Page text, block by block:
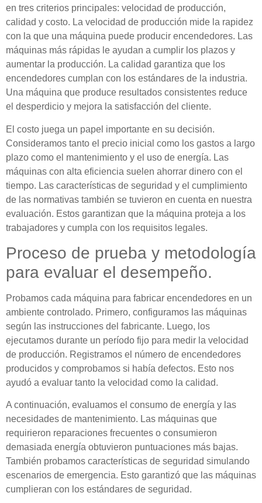
en tres criterios principales: velocidad de producción,
calidad y costo. La velocidad de producción mide la rapidez
con la que una máquina puede producir encendedores. Las
máquinas más rápidas le ayudan a cumplir los plazos y
aumentar la producción. La calidad garantiza que los
encendedores cumplan con los estándares de la industria.
Una máquina que produce resultados consistentes reduce
el desperdicio y mejora la satisfacción del cliente.
El costo juega un papel importante en su decisión.
Consideramos tanto el precio inicial como los gastos a largo
plazo como el mantenimiento y el uso de energía. Las
máquinas con alta eficiencia suelen ahorrar dinero con el
tiempo. Las características de seguridad y el cumplimiento
de las normativas también se tuvieron en cuenta en nuestra
evaluación. Estos garantizan que la máquina proteja a los
trabajadores y cumpla con los requisitos legales.
Proceso de prueba y metodología
para evaluar el desempeño.
Probamos cada máquina para fabricar encendedores en un
ambiente controlado. Primero, configuramos las máquinas
según las instrucciones del fabricante. Luego, los
ejecutamos durante un período fijo para medir la velocidad
de producción. Registramos el número de encendedores
producidos y comprobamos si había defectos. Esto nos
ayudó a evaluar tanto la velocidad como la calidad.
A continuación, evaluamos el consumo de energía y las
necesidades de mantenimiento. Las máquinas que
requirieron reparaciones frecuentes o consumieron
demasiada energía obtuvieron puntuaciones más bajas.
También probamos características de seguridad simulando
escenarios de emergencia. Esto garantizó que las máquinas
cumplieran con los estándares de seguridad.